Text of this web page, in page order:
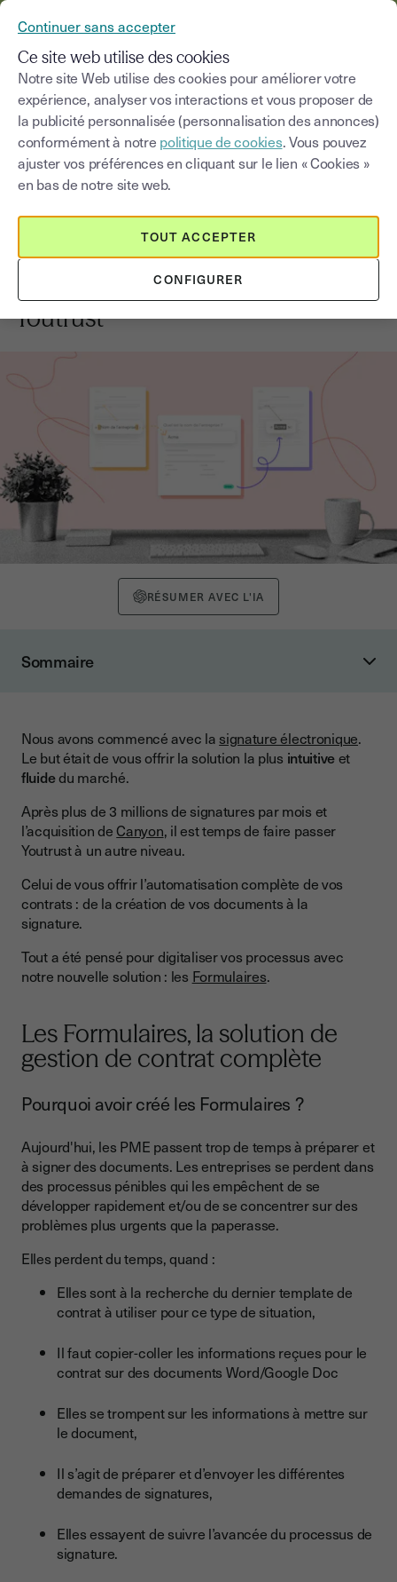
Blog
Choisir une catégorie Saisissez un terme
Les Formulaires, la nouvelle
solution d'automatisation de
Youtrust
RÉSUMER AVEC L'IA
Sommaire
À qui s’adressent les Formulaires ?
Quelles sont les différentes fonctionnalités ?
Qu’est-ce que vous y gagnez?
Plus de temps pour votre business, moins pour la paperasse
Un renforcement de l’efficacité collective
Nous avons commencé avec la signature électronique.
Le but était de vous offrir la solution la plus intuitiveet
fluidedu marché.
Après plus de 3 millions de signatures par mois et
l’acquisition de Canyon, il est temps de faire passer
Youtrust à un autre niveau.
Celui de vous offrir l’automatisation complète de vos
contrats : de la création de vos documents à la
signature.
Tout a été pensé pour digitaliser vos processus avec
notre nouvelle solution : les Formulaires.
Les Formulaires, la solution de
gestion de contrat complète
Pourquoi avoir créé les Formulaires ?
Aujourd'hui, les PME passent trop de temps à préparer et
à signer des documents. Les entreprises se perdent dans
des processus pénibles qui les empêchent de se
développer rapidement et/ou de se concentrer sur des
problèmes plus urgents que la paperasse.
Elles perdent du temps, quand :
Elles sont à la recherche du dernier template de
contrat à utiliser pour ce type de situation,
Il faut copier-coller les informations reçues pour le
contrat sur des documents Word/Google Doc
Elles se trompent sur les informations à mettre sur
le document,
Il s’agit de préparer et d’envoyer les différentes
demandes de signatures,
Elles essayent de suivre l’avancée du processus de
signature.
Continuer sans accepter
Ce site web utilise des cookies
Notre site Web utilise des cookies pour améliorer votre
expérience, analyser vos interactions et vous proposer de
la publicité personnalisée (personnalisation des annonces)
conformément à notre politique de cookies. Vous pouvez
ajuster vos préférences en cliquant sur le lien « Cookies »
en bas de notre site web.
CONFIGURER
TOUT ACCEPTER